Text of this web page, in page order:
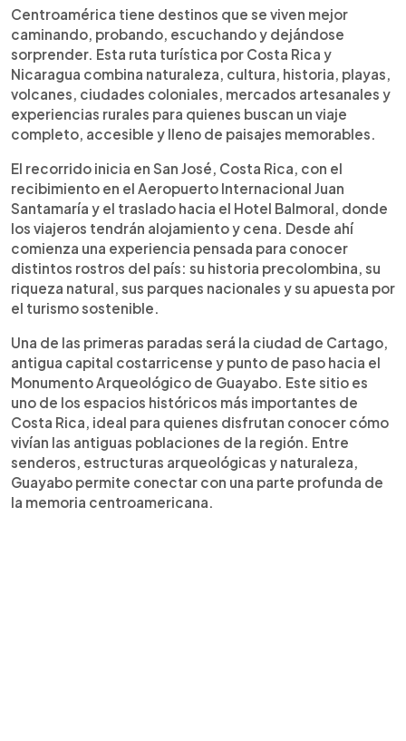
Escuchar artículo
Costa Rica y Nicaragua se unen en una ruta
turística ideal para quienes buscan naturaleza,
cultura y aventura en Centroamérica. El recorrido
incluye volcanes, parques nacionales, playas del
Caribe, caminatas por senderos, snorkel en
Cahuita, aguas termales en Arenal, puentes
colgantes, fincas sostenibles y visitas a ciudades
llenas de historia. En Nicaragua, Granada, Masaya,
Managua y León muestran el encanto colonial, los
mercados artesanales y la riqueza cultural del
país. Este viaje permite descubrir dos destinos
cercanos, diversos y llenos de experiencias para
disfrutar paisajes, gastronomía, tradición y
contacto directo con la naturaleza tropical.
Centroamérica tiene destinos que se viven mejor
caminando, probando, escuchando y dejándose
sorprender. Esta ruta turística por Costa Rica y
Nicaragua combina naturaleza, cultura, historia, playas,
volcanes, ciudades coloniales, mercados artesanales y
experiencias rurales para quienes buscan un viaje
completo, accesible y lleno de paisajes memorables.
El recorrido inicia en San José, Costa Rica, con el
recibimiento en el Aeropuerto Internacional Juan
Santamaría y el traslado hacia el Hotel Balmoral, donde
los viajeros tendrán alojamiento y cena. Desde ahí
comienza una experiencia pensada para conocer
distintos rostros del país: su historia precolombina, su
riqueza natural, sus parques nacionales y su apuesta por
el turismo sostenible.
Una de las primeras paradas será la ciudad de Cartago,
antigua capital costarricense y punto de paso hacia el
Monumento Arqueológico de Guayabo. Este sitio es
uno de los espacios históricos más importantes de
Costa Rica, ideal para quienes disfrutan conocer cómo
vivían las antiguas poblaciones de la región. Entre
senderos, estructuras arqueológicas y naturaleza,
Guayabo permite conectar con una parte profunda de
la memoria centroamericana.